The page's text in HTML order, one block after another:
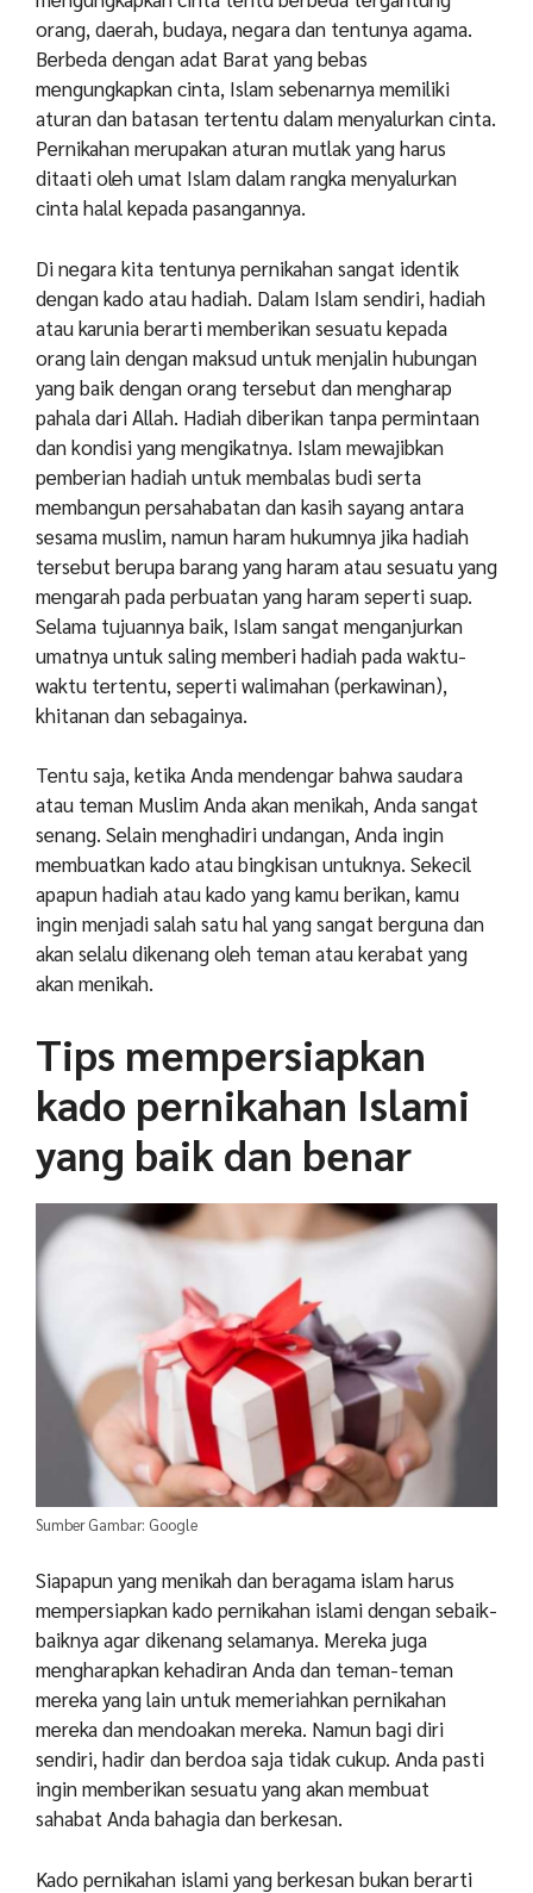
orang, daerah, budaya, negara dan tentunya agama.
Berbeda dengan adat Barat yang bebas
mengungkapkan cinta, Islam sebenarnya memiliki
aturan dan batasan tertentu dalam menyalurkan cinta.
Pernikahan merupakan aturan mutlak yang harus
ditaati oleh umat Islam dalam rangka menyalurkan
cinta halal kepada pasangannya.
Di negara kita tentunya pernikahan sangat identik
dengan kado atau hadiah. Dalam Islam sendiri, hadiah
atau karunia berarti memberikan sesuatu kepada
orang lain dengan maksud untuk menjalin hubungan
yang baik dengan orang tersebut dan mengharap
pahala dari Allah. Hadiah diberikan tanpa permintaan
dan kondisi yang mengikatnya. Islam mewajibkan
pemberian hadiah untuk membalas budi serta
membangun persahabatan dan kasih sayang antara
sesama muslim, namun haram hukumnya jika hadiah
tersebut berupa barang yang haram atau sesuatu yang
mengarah pada perbuatan yang haram seperti suap.
Selama tujuannya baik, Islam sangat menganjurkan
umatnya untuk saling memberi hadiah pada waktu-
waktu tertentu, seperti walimahan (perkawinan),
khitanan dan sebagainya.
Tentu saja, ketika Anda mendengar bahwa saudara
atau teman Muslim Anda akan menikah, Anda sangat
senang. Selain menghadiri undangan, Anda ingin
membuatkan kado atau bingkisan untuknya. Sekecil
apapun hadiah atau kado yang kamu berikan, kamu
ingin menjadi salah satu hal yang sangat berguna dan
akan selalu dikenang oleh teman atau kerabat yang
akan menikah.
Tips mempersiapkan
kado pernikahan Islami
yang baik dan benar
Sumber Gambar: Google
Siapapun yang menikah dan beragama islam harus
mempersiapkan kado pernikahan islami dengan sebaik-
baiknya agar dikenang selamanya. Mereka juga
mengharapkan kehadiran Anda dan teman-teman
mereka yang lain untuk memeriahkan pernikahan
mereka dan mendoakan mereka. Namun bagi diri
sendiri, hadir dan berdoa saja tidak cukup. Anda pasti
ingin memberikan sesuatu yang akan membuat
sahabat Anda bahagia dan berkesan.
Kado pernikahan islami yang berkesan bukan berarti